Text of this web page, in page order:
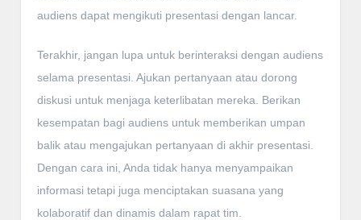
audiens dapat mengikuti presentasi dengan lancar.
Terakhir, jangan lupa untuk berinteraksi dengan audiens
selama presentasi. Ajukan pertanyaan atau dorong
diskusi untuk menjaga keterlibatan mereka. Berikan
kesempatan bagi audiens untuk memberikan umpan
balik atau mengajukan pertanyaan di akhir presentasi.
Dengan cara ini, Anda tidak hanya menyampaikan
informasi tetapi juga menciptakan suasana yang
kolaboratif dan dinamis dalam rapat tim.